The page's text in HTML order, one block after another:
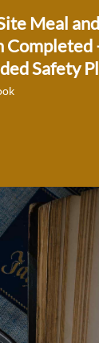
Meal
Safety